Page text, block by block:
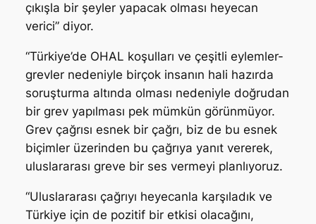
çıkışla bir şeyler yapacak olması heyecan
verici” diyor.
“Türkiye’de OHAL koşulları ve çeşitli eylemler-
grevler nedeniyle birçok insanın hali hazırda
soruşturma altında olması nedeniyle doğrudan
bir grev yapılması pek mümkün görünmüyor.
Grev çağrısı esnek bir çağrı, biz de bu esnek
biçimler üzerinden bu çağrıya yanıt vererek,
uluslararası greve bir ses vermeyi planlıyoruz.
“Uluslararası çağrıyı heyecanla karşıladık ve
Türkiye için de pozitif bir etkisi olacağını,